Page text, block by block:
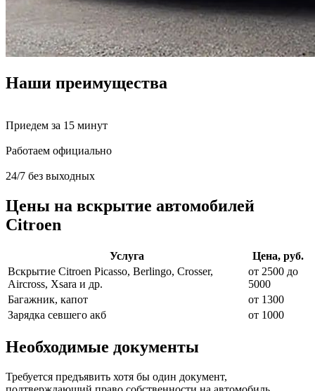
Наши преимущества
Приедем за 15 минут
Работаем официально
24/7 без выходных
Цены на вскрытие автомобилей
Citroen
Услуга
Цена, руб.
Вскрытие Citroen Picasso, Berlingo, Crosser,
Aircross, Xsara и др.
от 2500 до
5000
Багажник, капот
от 1300
Зарядка севшего акб
от 1000
Необходимые документы
Требуется предъявить хотя бы один документ,